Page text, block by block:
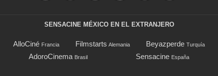
SENSACINE MÉXICO EN EL EXTRANJERO
AlloCiné Francia Filmstarts Alemania Beyazperde Turquía
AdoroCinema Brasil Sensacine España